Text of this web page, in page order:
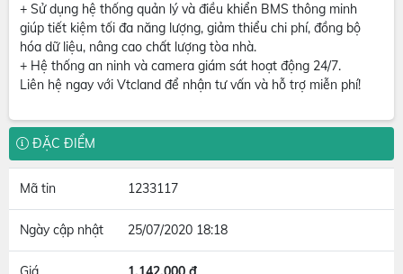
+ Sử dụng hệ thống quản lý và điều khiển BMS thông minh
giúp tiết kiệm tối đa năng lượng, giảm thiểu chi phí, đồng bộ
hóa dữ liệu, nâng cao chất lượng tòa nhà.
+ Hệ thống an ninh và camera giám sát hoạt động 24/7.
Liên hệ ngay với Vtcland để nhận tư vấn và hỗ trợ miễn phí!
ĐẶC ĐIỂM
Mã tin 1233117
Ngày cập nhật 25/07/2020 18:18